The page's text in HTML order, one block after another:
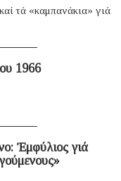
τά «καμπανάκια» γιά
1966
Ἐμφύλιος γιά